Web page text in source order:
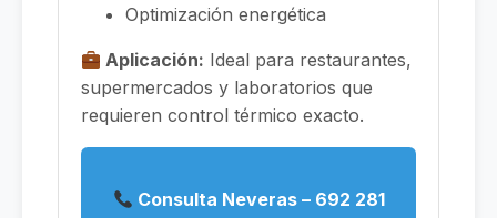
Optimización energética
Aplicación: Ideal para restaurantes,
supermercados y laboratorios que
requieren control térmico exacto.
Consulta Neveras – 692 281